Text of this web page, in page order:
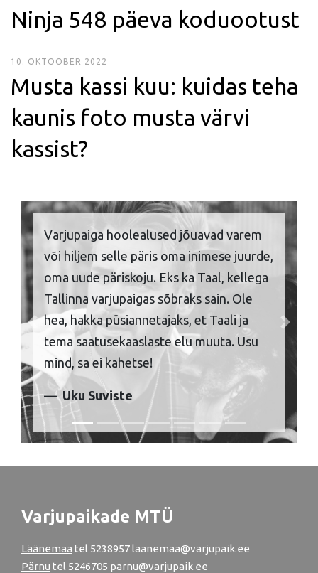
Ninja 548 päeva koduootust
10. OKTOOBER 2022
Musta kassi kuu: kuidas teha
kaunis foto musta värvi
kassist?
Varjupaiga hoolealused jõuavad varem
või hiljem selle päris oma inimese juurde,
oma uude päriskoju. Eks ka Taal, kellega
Tallinna varjupaigas sõbraks sain. Ole
hea, hakka püsiannetajaks, et Taali ja
tema saatusekaaslaste elu muuta. Usu
mind, sa ei kahetse!
Uku Suviste
Previous Next
Varjupaikade MTÜ
Läänemaa tel 5238957 laanemaa@varjupaik.ee
Pärnu tel 5246705 parnu@varjupaik.ee